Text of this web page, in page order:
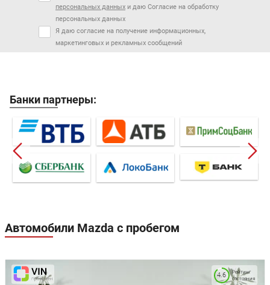
персональных данных и даю Согласие на обработку
персональных данных
Я даю согласие на получение информационных,
маркетинговых и рекламных сообщений
Банки партнеры:
Автомобили Mazda с пробегом
Рейтинг
состояния
4.6